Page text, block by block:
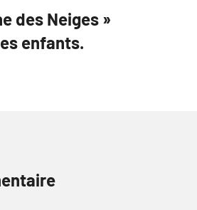
des Neiges »
enfants.